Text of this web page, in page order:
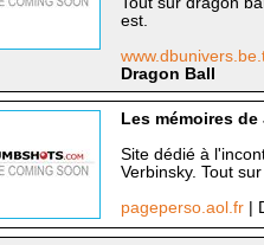
est.
Dragon Ball
Les mémoires
Site dédié à
Verbinsky. Tout
pageperso.aol.fr
|